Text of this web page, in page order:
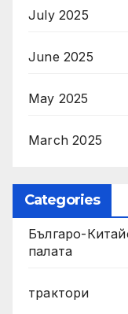
July 2025
June 2025
May 2025
March 2025
Categories
Българо-
палата
трактори